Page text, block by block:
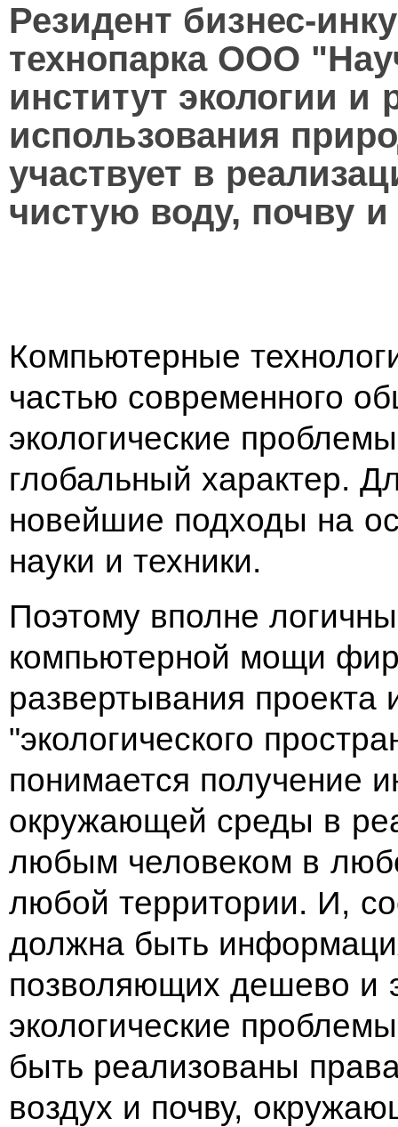
Резидент бизнес-
технопарка ООО
институт экологии и
использования
участвует в
чистую воду, почву и
Компьютерные
частью современного
экологические
глобальный характер.
новейшие подходы на
науки и техники.
Поэтому вполне
компьютерной мощи
развертывания
"экологического
понимается получение
окружающей среды в
любым человеком в
любой территории. И,
должна быть
позволяющих дешево и
экологические
быть реализованы
воздух и почву,